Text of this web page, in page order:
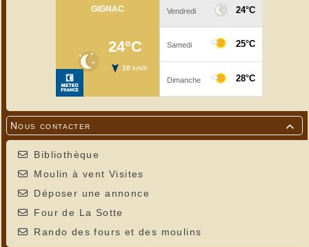

Nous contacter
Bibliothèque
Moulin à vent Visites
Déposer une annonce
Four de La Sotte
Rando des fours et des moulins